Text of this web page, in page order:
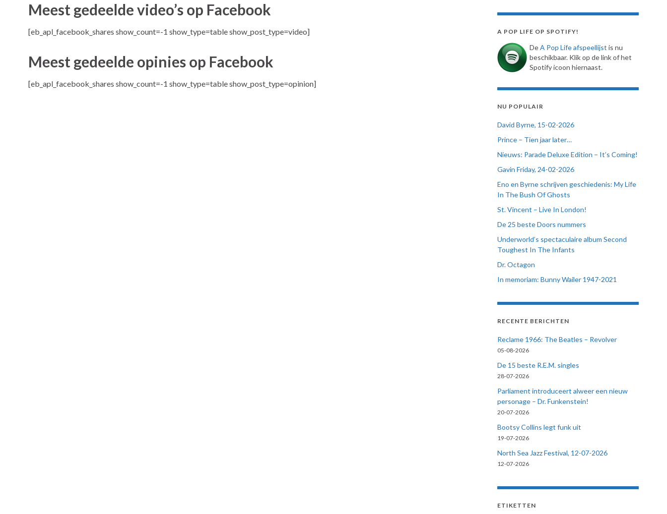
Meest gedeelde video’s op Facebook
[eb_apl_facebook_shares show_count=-1 show_type=table show_post_type=video]
Meest gedeelde opinies op Facebook
[eb_apl_facebook_shares show_count=-1 show_type=table show_post_type=opinion]
A POP LIFE OP SPOTIFY!
DeA Pop Life afspeellijst is nu
beschikbaar. Klik op de link of het
Spotify icoon hiernaast.
NU POPULAIR
David Byrne, 15-02-2026
Prince – Tien jaar later…
Nieuws: Parade Deluxe Edition – It’s Coming!
Gavin Friday, 24-02-2026
Eno en Byrne schrijven geschiedenis: My Life
In The Bush Of Ghosts
St. Vincent – Live In London!
De 25 beste Doors nummers
Underworld’s spectaculaire album Second
Toughest In The Infants
Dr. Octagon
In memoriam: Bunny Wailer 1947-2021
RECENTE BERICHTEN
Reclame 1966: The Beatles – Revolver
05-08-2026
De 15 beste R.E.M. singles
28-07-2026
Parliament introduceert alweer een nieuw
personage – Dr. Funkenstein!
20-07-2026
Bootsy Collins legt funk uit
19-07-2026
North Sea Jazz Festival, 12-07-2026
12-07-2026
ETIKETTEN